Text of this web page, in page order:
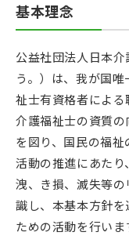
基本理念
公益社団法人日本
う。）は、我が国
祉士有資格者による
介護福祉士の資質
を図り、国民の福
活動の推進にあた
洩、き損、滅失等
識し、本基本方針
ための活動を行いま